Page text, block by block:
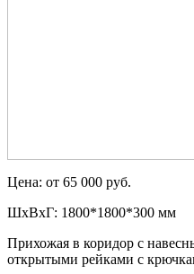
Цена: от 65 000 руб.
ШxВxГ: 1800*1800*300 мм
Прихожая в коридор с
открытыми рейками с